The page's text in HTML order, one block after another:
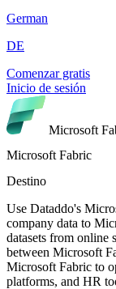
German
DE
Comenzar gratis
Inicio de sesión
Microsoft
Microsoft Fabric
Destino
Use Dataddo's
company data to
datasets from online
between Microsoft
Microsoft Fabric to
platforms, and HR